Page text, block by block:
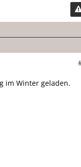
im Winter geladen.